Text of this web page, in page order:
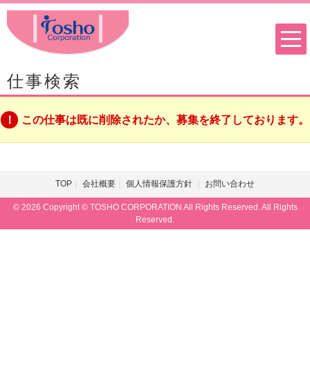
仕事検索
この仕事は既に削除されたか、募集を終了しております。
TOP 会社概要 個人情報保護方針 お問い合わせ
© 2026 Copyright © TOSHO CORPORATION All Rights Reserved. All Rights
Reserved.